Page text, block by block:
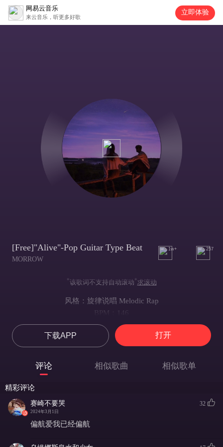
网易云音乐
来云音乐，听更多好歌
立即体验
[Free]"Alive"-Pop Guitar Type Beat
MORROW
1w+ 257
*该歌词不支持自动滚动*求滚动
风格：旋律说唱 Melodic Rap
BPM：146
KEY：
-音名：G
-调号：无
-调式：Major
抒情 兴奋
发表请在歌名后标注(prod.by Morrow)
Beat Maker : MORROW
下载APP 打开
评论 相似歌曲 相似歌单
精彩评论
赛崎不要哭
2024年3月1日
32
偏航爱我已经偏航